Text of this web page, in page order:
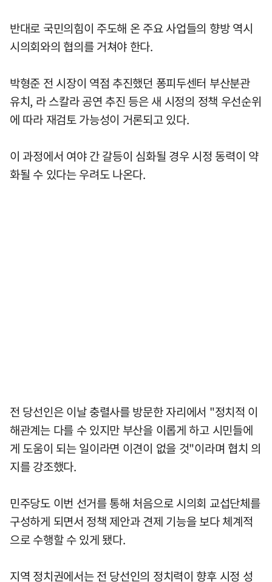
반대로 국민의힘이 주도해 온 주요 사업들의 향방 역시
시의회와의 협의를 거쳐야 한다.
박형준 전 시장이 역점 추진했던 퐁피두센터 부산분관
유치, 라 스칼라 공연 추진 등은 새 시정의 정책 우선순위
에 따라 재검토 가능성이 거론되고 있다.
이 과정에서 여야 간 갈등이 심화될 경우 시정 동력이 약
화될 수 있다는 우려도 나온다.
전 당선인은 이날 충렬사를 방문한 자리에서 "정치적 이
해관계는 다를 수 있지만 부산을 이롭게 하고 시민들에
게 도움이 되는 일이라면 이견이 없을 것"이라며 협치 의
지를 강조했다.
민주당도 이번 선거를 통해 처음으로 시의회 교섭단체를
구성하게 되면서 정책 제안과 견제 기능을 보다 체계적
으로 수행할 수 있게 됐다.
지역 정치권에서는 전 당선인의 정치력이 향후 시정 성